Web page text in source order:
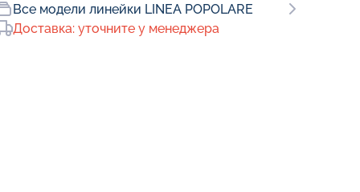
Все модели линейки LINEA POPOLARE
Доставка: уточните у менеджера